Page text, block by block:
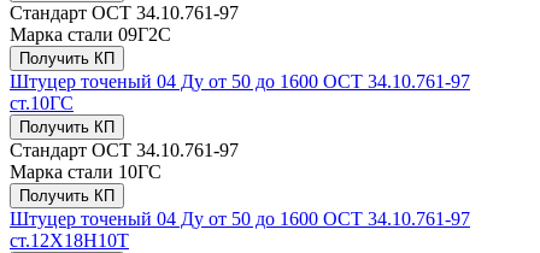
Стандарт ОСТ 34.10.761-97
Марка стали 09Г2С
Получить КП
Штуцер точеный 04 Ду от 50 до 1600 ОСТ 34.10.761-97
ст.10ГС
Получить КП
Стандарт ОСТ 34.10.761-97
Марка стали 10ГС
Получить КП
Штуцер точеный 04 Ду от 50 до 1600 ОСТ 34.10.761-97
ст.12Х18Н10Т